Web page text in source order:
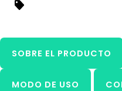
SOBRE EL PRODUCTO
MODO DE USO